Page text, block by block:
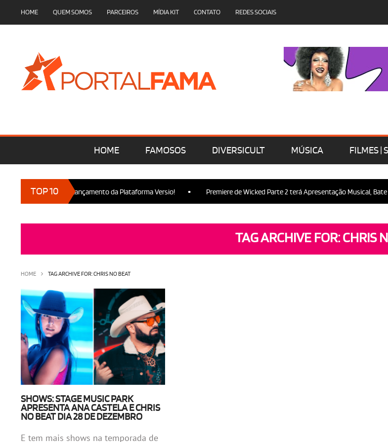
HOME QUEM SOMOS PARCEIROS MÍDIA KIT CONTATO REDES SOCIAIS
HOME FAMOSOS DIVERSICULT MÚSICA FILMES |
TOP 10
presença no Lançamento da Plataforma Versio! Premiere de Wicked Parte 2 terá Apresentação Musical, Bate
TAG ARCHIVE FOR: CHRIS
HOME TAG ARCHIVE FOR: CHRIS NO BEAT
SHOWS: STAGE MUSIC PARK
APRESENTA ANA CASTELA E CHRIS
NO BEAT DIA 28 DE DEZEMBRO
E tem mais shows na temporada de